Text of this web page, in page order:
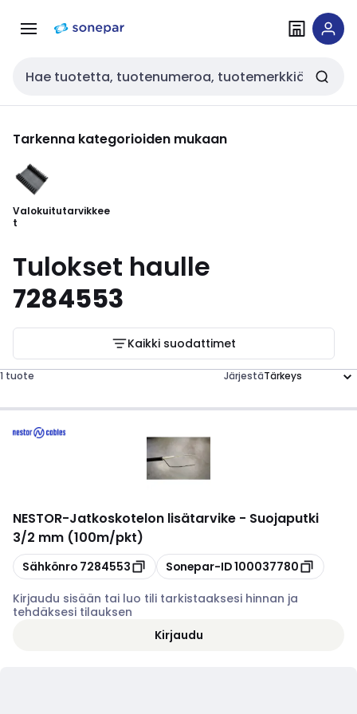
navigointiinsisältöön
Haku
Tarkenna kategorioiden mukaan
Valokuitutarvikkee
t
Tulokset haulle
7284553
Kaikki suodattimet
1 tuote Järjestä
NESTOR-Jatkoskotelon lisätarvike - Suojaputki
3/2 mm (100m/pkt)
Kopioi
Sähkönro 7284553 Kopioi
Sonepar-ID100037780
Kirjaudu sisään tai luo tili tarkistaaksesi hinnan ja
tehdäksesi tilauksen
Kirjaudu